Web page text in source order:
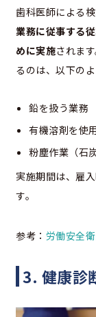
歯科医師による検
業務に従事する
めに実施されま
るのは、以下の
鉛を扱う業務
有機溶剤を使
粉塵作業（石
実施期間は、雇
す。
参考： 労働安全
3. 健康診